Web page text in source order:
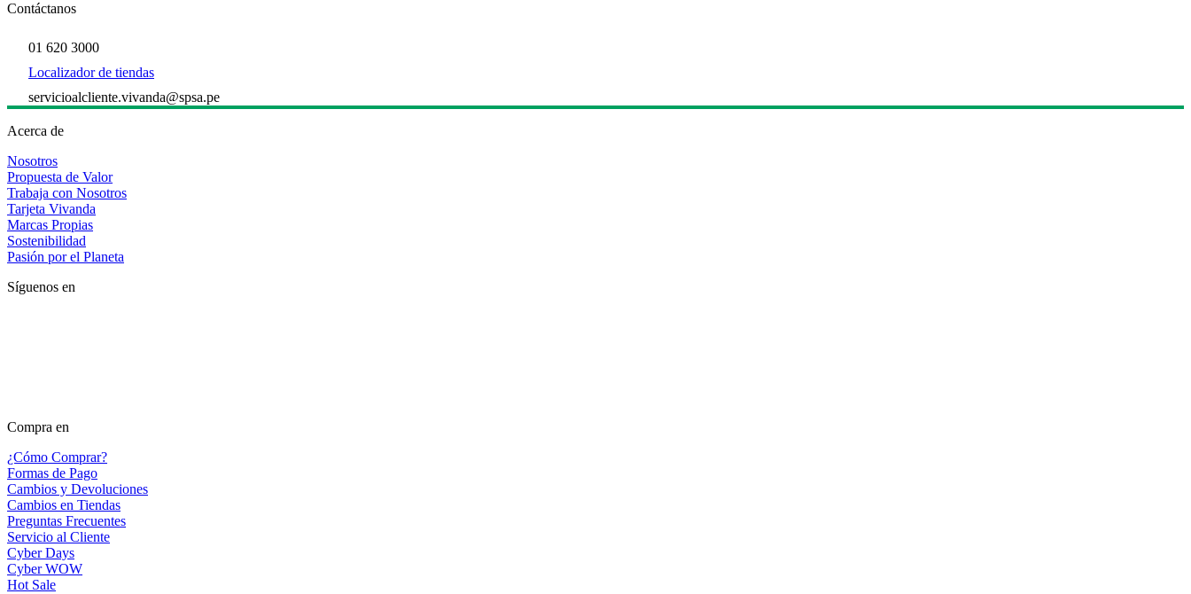
Contáctanos
01 620 3000
Localizador de tiendas
servicioalcliente.vivanda@spsa.pe
Acerca de
Nosotros
Propuesta de Valor
Trabaja con Nosotros
Tarjeta Vivanda
Marcas Propias
Sostenibilidad
Pasión por el Planeta
Síguenos en
Compra en
¿Cómo Comprar?
Formas de Pago
Cambios y Devoluciones
Cambios en Tiendas
Preguntas Frecuentes
Servicio al Cliente
Cyber Days
Cyber WOW
Hot Sale